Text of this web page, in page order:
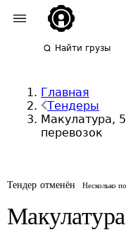
Найти грузы
Главная
Тендеры
Макулатура, 5
перевозок
Тендер отменён Несколько
Макулатура